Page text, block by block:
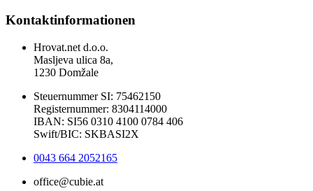
Kontaktinformationen
Hrovat.net d.o.o.
Masljeva ulica 8a,
1230 Domžale
Steuernummer SI: 75462150
Registernummer: 8304114000
IBAN: SI56 0310 4100 0784 406
Swift/BIC: SKBASI2X
0043 664 2052165
office@cubie.at